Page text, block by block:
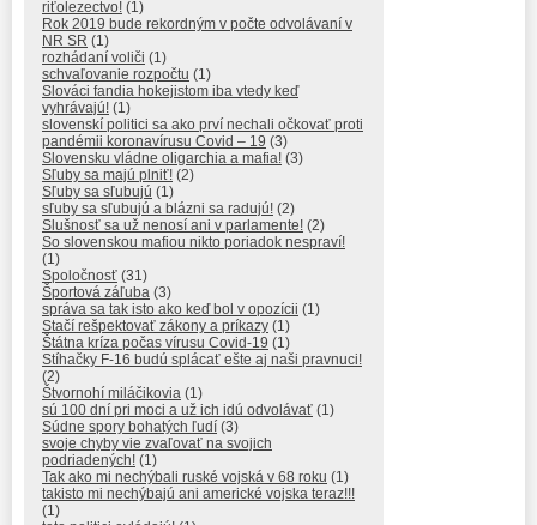
riťolezectvo! (1)
Rok 2019 bude rekordným v počte odvolávaní v
NR SR (1)
rozhádaní voliči (1)
schvaľovanie rozpočtu (1)
Slováci fandia hokejistom iba vtedy keď
vyhrávajú! (1)
slovenskí politici sa ako prví nechali očkovať proti
pandémii koronavírusu Covid – 19 (3)
Slovensku vládne oligarchia a mafia! (3)
Sľuby sa majú plniť! (2)
Sľuby sa sľubujú (1)
sľuby sa sľubujú a blázni sa radujú! (2)
Slušnosť sa už nenosí ani v parlamente! (2)
So slovenskou mafiou nikto poriadok nespraví!
(1)
Spoločnosť (31)
Športová záľuba (3)
správa sa tak isto ako keď bol v opozícii (1)
Stačí rešpektovať zákony a príkazy (1)
Štátna kríza počas vírusu Covid-19 (1)
Stíhačky F-16 budú splácať ešte aj naši pravnuci!
(2)
Štvornohí miláčikovia (1)
sú 100 dní pri moci a už ich idú odvolávať (1)
Súdne spory bohatých ľudí (3)
svoje chyby vie zvaľovať na svojich
podriadených! (1)
Tak ako mi nechýbali ruské vojská v 68 roku (1)
takisto mi nechýbajú ani americké vojska teraz!!!
(1)